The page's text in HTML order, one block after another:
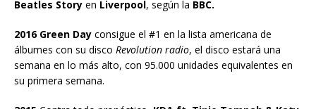
Beatles Story en Liverpool, según la BBC.
2016 Green Day consigue el #1 en la lista americana de
álbumes con su disco Revolution radio, el disco estará una
semana en lo más alto, con 95.000 unidades equivalentes en
su primera semana.